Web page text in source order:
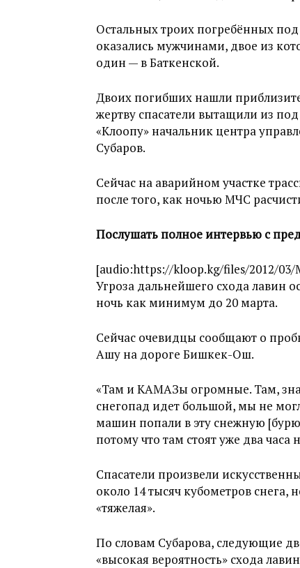
Остальных троих погребённых
оказались мужчинами, двое из
один — в Баткенской.
Двоих погибших нашли
жертву спасатели вытащили из
«Клоопу» начальник центра
Субаров.
Сейчас на аварийном участке
после того, как ночью МЧС
Послушать полное интервью с
[audio:https://kloop.kg/files/2012/03/
Угроза дальнейшего схода лавин
ночь как минимум до 20 марта.
Сейчас очевидцы сообщают о
Ашу на дороге Бишкек-Ош.
«Там и КАМАЗы огромные. Там,
снегопад идет большой, мы не
машин попали в эту снежную
потому что там стоят уже два часа
Спасатели произвели
около 14 тысяч кубометров
«тяжелая».
По словам Субарова, следующие
«высокая вероятность» схода